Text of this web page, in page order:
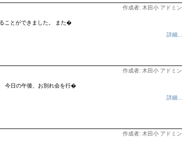
作成者: 木田小 アドミン
ことができました。 また�
詳細...
作成者: 木田小 アドミン
今日の午後、お別れ会を行�
詳細...
作成者: 木田小 アドミン